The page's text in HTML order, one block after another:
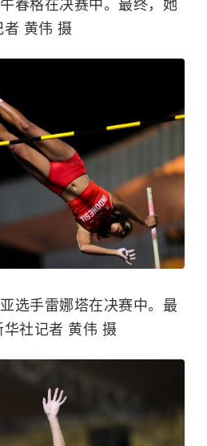
春格在决赛中。最终，她
者 黄伟 摄
选手雷娜塔在决赛中。最
社记者 黄伟 摄